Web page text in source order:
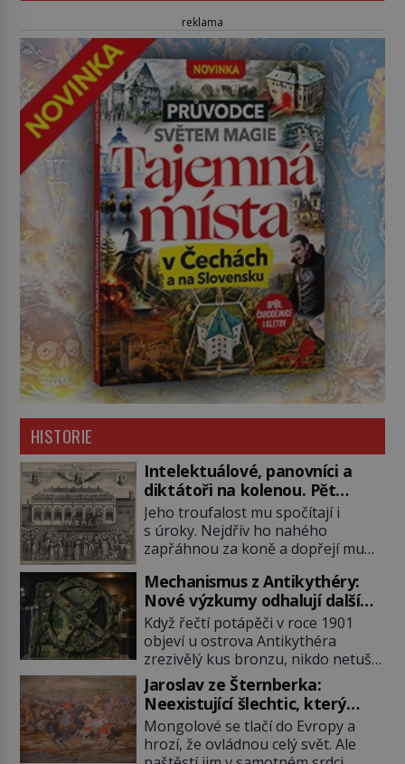
reklama
HISTORIE
Intelektuálové, panovníci a
diktátoři na kolenou. Pět
posledních okamžiků před
popravou
Jeho troufalost mu spočítají i
s úroky. Nejdřív ho nahého
zapřáhnou za koně a dopřejí mu
Když ho pak věší, myslí si, že útrapy
skončily. Těsně předtím, než ztratí
vědomí ho odříznou a začnou jeho
tělo zbavovat orgánů. Chvíli ještě
vnímá, pak ho vysvobodí
bezvědomí a smrt. Do posledního
doušku Kdo: Sokrates […]
Mechanismus z Antikythéry:
Nové výzkumy odhalují další
překvapení o starověkém
počítači
Když řečtí potápěči v roce 1901
objeví u ostrova Antikythéra
zrezivělý kus bronzu, nikdo netuší,
že drží v rukou jeden z
nejúžasnějších vynálezů starověku.
Až moderní rentgenové tomografy
odhalí desítky ozubených kol
ukrytých uvnitř. Mechanismus z
Jaroslav ze Šternberka:
Neexistující šlechtic, který
z Moravy vyžene Mongoly
Mongolové se tlačí do Evropy a
hrozí, že ovládnou celý svět. Ale